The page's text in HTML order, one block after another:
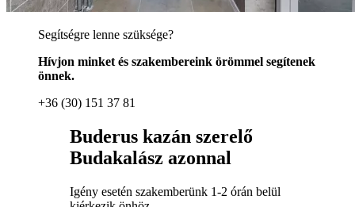
Segítségre lenne szüksége?
Hívjon minket és szakembereink örömmel segítenek
önnek.
+36 (30) 151 37 81
Buderus kazán szerelő
Budakalász azonnal
Igény esetén szakemberünk 1-2 órán belül